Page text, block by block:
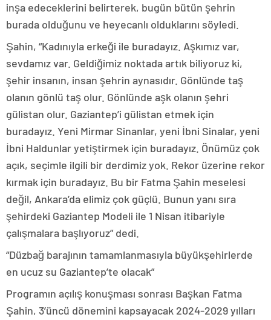
inşa edeceklerini belirterek, bugün bütün şehrin
burada olduğunu ve heyecanlı olduklarını söyledi.
Şahin, “Kadınıyla erkeği ile buradayız. Aşkımız var,
sevdamız var. Geldiğimiz noktada artık biliyoruz ki,
şehir insanın, insan şehrin aynasıdır. Gönlünde taş
olanın gönlü taş olur. Gönlünde aşk olanın şehri
gülistan olur. Gaziantep’i gülistan etmek için
buradayız. Yeni Mirmar Sinanlar, yeni İbni Sinalar, yeni
İbni Haldunlar yetiştirmek için buradayız. Önümüz çok
açık, seçimle ilgili bir derdimiz yok. Rekor üzerine rekor
kırmak için buradayız. Bu bir Fatma Şahin meselesi
değil, Ankara’da elimiz çok güçlü. Bunun yanı sıra
şehirdeki Gaziantep Modeli ile 1 Nisan itibariyle
çalışmalara başlıyoruz” dedi.
“Düzbağ barajının tamamlanmasıyla büyükşehirlerde
en ucuz su Gaziantep’te olacak”
Programın açılış konuşması sonrası Başkan Fatma
Şahin, 3’üncü dönemini kapsayacak 2024-2029 yılları